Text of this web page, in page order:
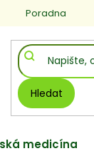
Poradna
Hledat
medicína